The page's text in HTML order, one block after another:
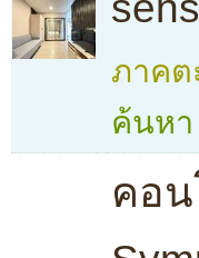
ภาคต
ค้นหา
คอน